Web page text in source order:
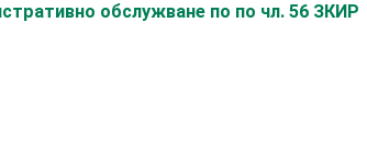
обслужване по по чл. 56 ЗКИР